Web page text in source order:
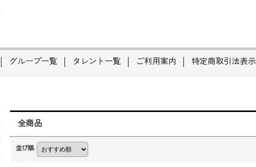
グループ一覧 タレント一覧 ご利用案内 特定商取引法表示
全商品
並び順: